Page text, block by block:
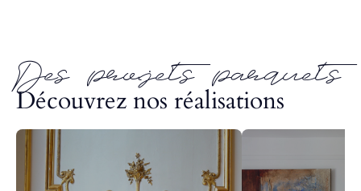
Des projets parquets
Découvrez nos réalisations